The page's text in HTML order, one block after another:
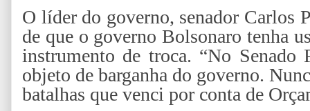
O líder do governo, senador Carlos
de que o governo Bolsonaro tenha
instrumento de troca. “No Senado
objeto de barganha do governo.
batalhas que venci por conta de